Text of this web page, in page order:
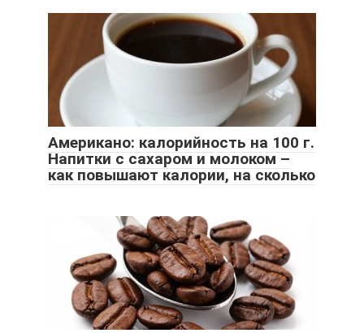
Американо: калорийность на 100 г.
Напитки с сахаром и молоком –
как повышают калории, на сколько